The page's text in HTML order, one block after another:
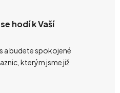
hodí k Vaší
a budete spokojené
kterým jsme již